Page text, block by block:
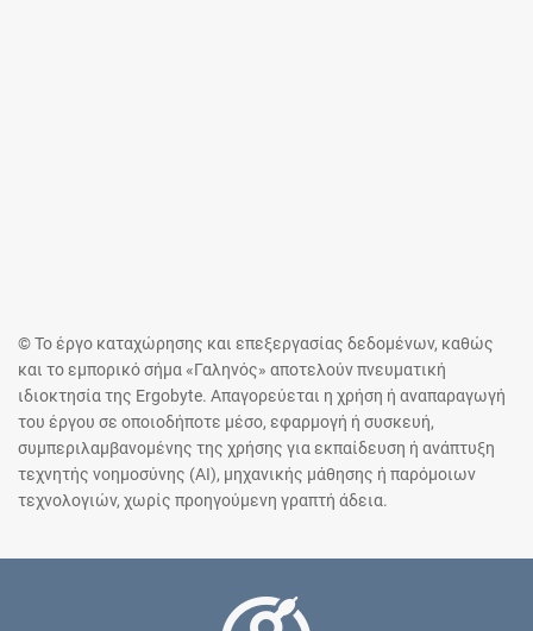
© Το έργο καταχώρησης και επεξεργασίας δεδομένων, καθώς
και το εμπορικό σήμα «Γαληνός» αποτελούν πνευματική
ιδιοκτησία της Ergobyte. Απαγορεύεται η χρήση ή αναπαραγωγή
του έργου σε οποιοδήποτε μέσο, εφαρμογή ή συσκευή,
συμπεριλαμβανομένης της χρήσης για εκπαίδευση ή ανάπτυξη
τεχνητής νοημοσύνης (AI), μηχανικής μάθησης ή παρόμοιων
τεχνολογιών, χωρίς προηγούμενη γραπτή άδεια.